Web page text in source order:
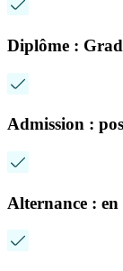
Diplôme :
Admission :
Alternance : en